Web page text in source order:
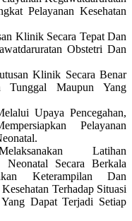
Pelayanan Kesehatan
Klinik Secara Tepat Dan
Obstetri Dan
Klinik Secara Benar
Tunggal Maupun Yang
Upaya Pencegahan,
Pelayanan
Latihan
Neonatal Secara Berkala
Keterampilan Dan
Terhadap Situasi
Dapat Terjadi Setiap